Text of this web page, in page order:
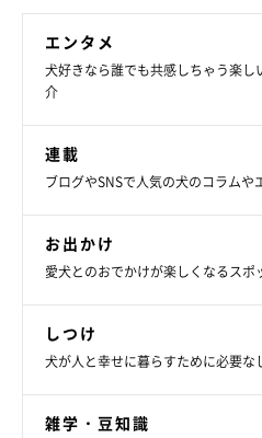
エンタメ
犬好きなら誰でも共感しちゃう楽
介
連載
ブログやSNSで人気の犬のコラム
お出かけ
愛犬とのおでかけが楽しくなるスポ
しつけ
犬が人と幸せに暮らすために必要な
雑学・豆知識